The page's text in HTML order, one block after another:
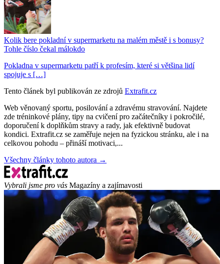
Kolik bere pokladní v supermarketu na malém městě i s bonusy?
Tohle číslo čekal málokdo
Pokladna v supermarketu patří k profesím, které si většina lidí
spojuje s […]
Tento článek byl publikován ze zdrojů Extrafit.cz
Web věnovaný sportu, posilování a zdravému stravování. Najdete
zde tréninkové plány, tipy na cvičení pro začátečníky i pokročilé,
doporučení k doplňkům stravy a rady, jak efektivně budovat
kondici. Extrafit.cz se zaměřuje nejen na fyzickou stránku, ale i na
celkovou pohodu – přináší motivaci,...
Všechny články tohoto autora →
Vybrali jsme pro vás Magazíny a zajímavosti